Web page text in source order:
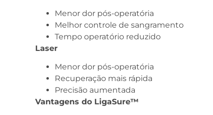
Menor dor pós-operatória
Melhor controle de sangramento
Tempo operatório reduzido
Laser
Menor dor pós-operatória
Recuperação mais rápida
Precisão aumentada
Vantagens do LigaSure™